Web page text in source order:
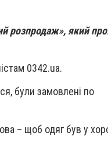
розпродаж», який
0342.ua.
були замовлені по
– щоб одяг був у